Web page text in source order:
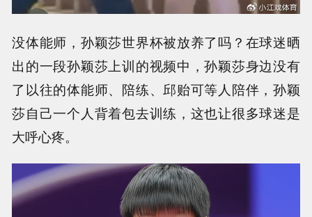
没体能师，孙颖莎世界杯被放养了吗？在球迷晒
出的一段孙颖莎上训的视频中，孙颖莎身边没有
了以往的体能师、陪练、邱贻可等人陪伴，孙颖
莎自己一个人背着包去训练，这也让很多球迷是
大呼心疼。